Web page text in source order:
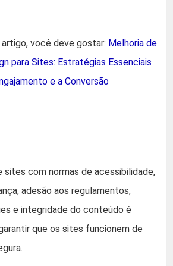
você deve gostar: Melhoria de
para Sites: Estratégias Essenciais
e a Conversão
sites com normas de acessibilidade,
adesão aos regulamentos,
e integridade do conteúdo é
que os sites funcionem de